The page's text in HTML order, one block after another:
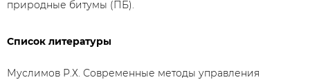
природные битумы (ПБ).
Список литературы
Муслимов Р.Х. Современные методы управления